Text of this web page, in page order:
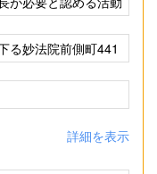
る妙法院前側町441
詳細を表示